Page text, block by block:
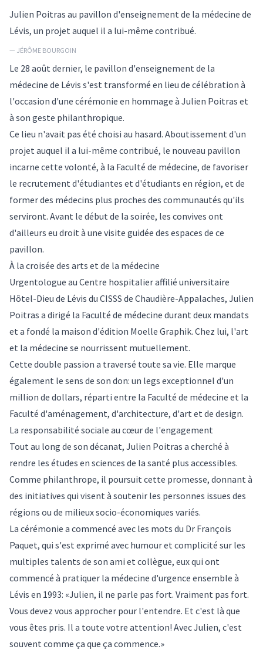
Julien Poitras au pavillon d'enseignement de la médecine de
Lévis, un projet auquel il a lui-même contribué.
— JÉRÔME BOURGOIN
Le 28 août dernier, le pavillon d'enseignement de la
médecine de Lévis s'est transformé en lieu de célébration à
l'occasion d'une cérémonie en hommage à Julien Poitras et
à son geste philanthropique.
Ce lieu n'avait pas été choisi au hasard. Aboutissement d'un
projet auquel il a lui-même contribué, le nouveau pavillon
incarne cette volonté, à la Faculté de médecine, de favoriser
le recrutement d'étudiantes et d'étudiants en région, et de
former des médecins plus proches des communautés qu'ils
serviront. Avant le début de la soirée, les convives ont
d'ailleurs eu droit à une visite guidée des espaces de ce
pavillon.
À la croisée des arts et de la médecine
Urgentologue au Centre hospitalier affilié universitaire
Hôtel-Dieu de Lévis du CISSS de Chaudière-Appalaches, Julien
Poitras a dirigé la Faculté de médecine durant deux mandats
et a fondé la maison d'édition Moelle Graphik. Chez lui, l'art
et la médecine se nourrissent mutuellement.
Cette double passion a traversé toute sa vie. Elle marque
également le sens de son don: un legs exceptionnel d'un
million de dollars, réparti entre la Faculté de médecine et la
Faculté d'aménagement, d'architecture, d'art et de design.
La responsabilité sociale au cœur de l'engagement
Tout au long de son décanat, Julien Poitras a cherché à
rendre les études en sciences de la santé plus accessibles.
Comme philanthrope, il poursuit cette promesse, donnant à
des initiatives qui visent à soutenir les personnes issues des
régions ou de milieux socio-économiques variés.
La cérémonie a commencé avec les mots du Dr François
Paquet, qui s'est exprimé avec humour et complicité sur les
multiples talents de son ami et collègue, eux qui ont
commencé à pratiquer la médecine d'urgence ensemble à
Lévis en 1993: «Julien, il ne parle pas fort. Vraiment pas fort.
Vous devez vous approcher pour l'entendre. Et c'est là que
vous êtes pris. Il a toute votre attention! Avec Julien, c'est
souvent comme ça que ça commence.»